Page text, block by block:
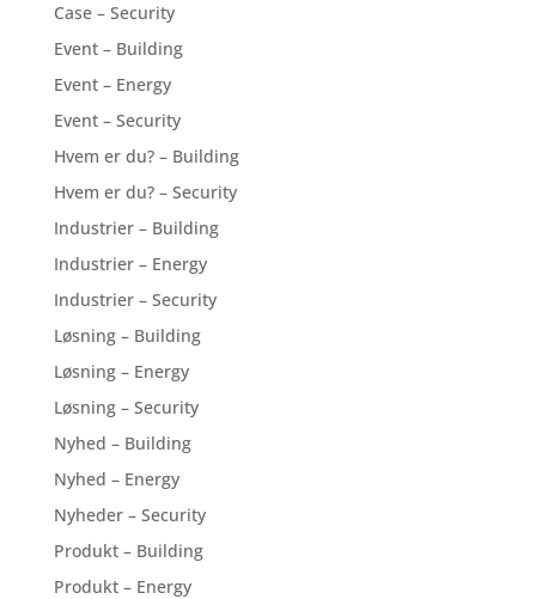
Case – Security
Event – Building
Event – Energy
Event – Security
Hvem er du? – Building
Hvem er du? – Security
Industrier – Building
Industrier – Energy
Industrier – Security
Løsning – Building
Løsning – Energy
Løsning – Security
Nyhed – Building
Nyhed – Energy
Nyheder – Security
Produkt – Building
Produkt – Energy